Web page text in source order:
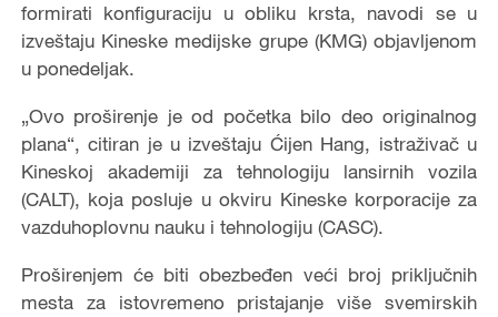
formirati konfiguraciju u obliku krsta, navodi se u
izveštaju Kineske medijske grupe (KMG) objavljenom
u ponedeljak.
„Ovo proširenje je od početka bilo deo originalnog
plana“, citiran je u izveštaju Ćijen Hang, istraživač u
Kineskoj akademiji za tehnologiju lansirnih vozila
(CALT), koja posluje u okviru Kineske korporacije za
vazduhoplovnu nauku i tehnologiju (CASC).
Proširenjem će biti obezbeđen veći broj priključnih
mesta za istovremeno pristajanje više svemirskih